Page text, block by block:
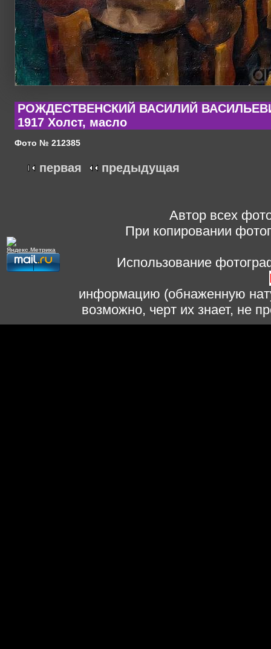
РОЖДЕСТВЕНСКИЙ ВАСИЛИЙ
1917 Холст, масло
Фото № 212385
первая предыдущая
Автор всех
При копировании
Использование
информацию (обнаженную
возможно, черт их знает, не